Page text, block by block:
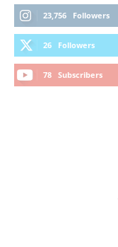
23,756 Followers
26 Followers
78 Subscribers